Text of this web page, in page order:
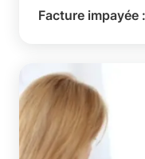
Facture impayée